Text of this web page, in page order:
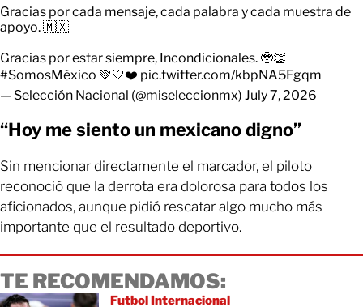
Gracias por cada mensaje, cada palabra y cada muestra de
apoyo. 🇲🇽
Gracias por estar siempre, Incondicionales. 🥹👏
#SomosMéxico 💚🤍❤️ pic.twitter.com/kbpNA5Fgqm
— Selección Nacional (@miseleccionmx) July 7, 2026
“Hoy me siento un mexicano digno”
Sin mencionar directamente el marcador, el piloto
reconoció que la derrota era dolorosa para todos los
aficionados, aunque pidió rescatar algo mucho más
importante que el resultado deportivo.
TE RECOMENDAMOS:
Futbol Internacional